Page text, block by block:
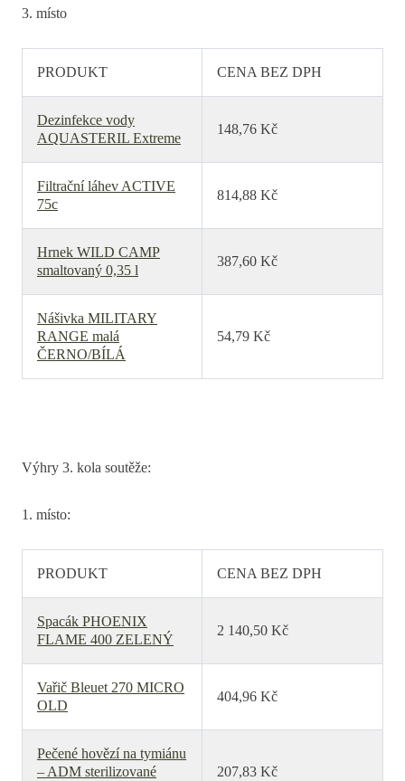
3. místo
PRODUKT CENA BEZ DPH
Dezinfekce vody
AQUASTERIL Extreme
148,76 Kč
Filtrační láhev ACTIVE
75c
814,88 Kč
Hrnek WILD CAMP
smaltovaný 0,35 l
387,60 Kč
Nášivka MILITARY
RANGE malá
ČERNO/BÍLÁ
54,79 Kč
Výhry 3. kola soutěže:
1. místo:
PRODUKT CENA BEZ DPH
Spacák PHOENIX
FLAME 400 ZELENÝ
2 140,50 Kč
Vařič Bleuet 270 MICRO
OLD
404,96 Kč
Pečené hovězí na tymiánu
– ADM sterilizované
207,83 Kč